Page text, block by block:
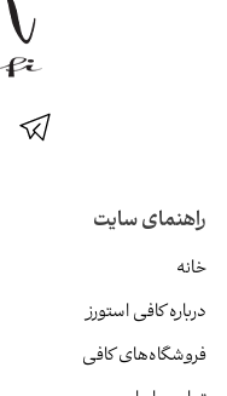
راهنمای سایت
خانه
درباره کافی استورز
فروشگاه‌های کافی